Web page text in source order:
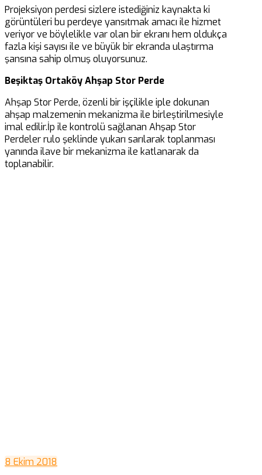
Projeksiyon perdesi sizlere istediğiniz kaynakta ki
görüntüleri bu perdeye yansıtmak amacı ile hizmet
veriyor ve böylelikle var olan bir ekranı hem oldukça
fazla kişi sayısı ile ve büyük bir ekranda ulaştırma
şansına sahip olmuş oluyorsunuz.
Beşiktaş Ortaköy Ahşap Stor Perde
Ahşap Stor Perde, özenli bir işçilikle iple dokunan
ahşap malzemenin mekanizma ile birleştirilmesiyle
imal edilir.İp ile kontrolü sağlanan Ahşap Stor
Perdeler rulo şeklinde yukarı sarılarak toplanması
yanında ilave bir mekanizma ile katlanarak da
toplanabilir.
8 Ekim 2018